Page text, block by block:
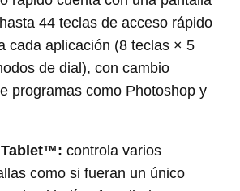
44 teclas de acceso rápido
cada aplicación (8 teclas × 5
de dial), con cambio
programas como Photoshop y
Tablet™:controla varios
como si fueran un único